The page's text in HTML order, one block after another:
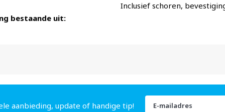
bestaande uit:
Inclusief schoren,
aanbieding, update of handige tip!
Abonneer